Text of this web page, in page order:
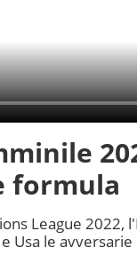
formula
League 2022,
Usa le